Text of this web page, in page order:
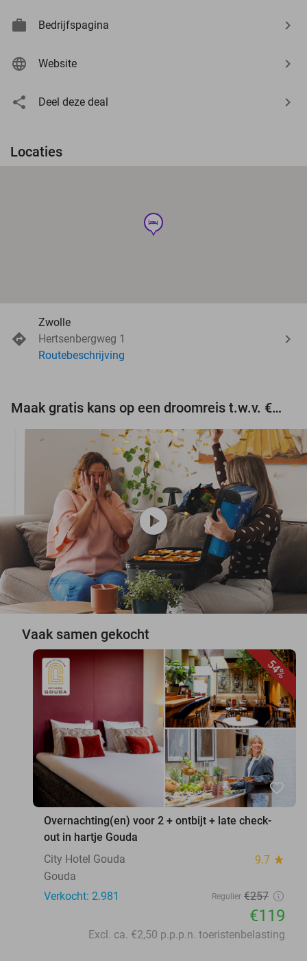
Bedrijfspagina
Website
Deel deze deal
Locaties
hotel
Zwolle
Hertsenbergweg 1
Routebeschrijving
Maak gratis kans op een droomreis t.w.v. €3.000!
play_circle
Vaak samen gekocht
54%
favorite_border
Overnachting(en) voor 2 + ontbijt + late check-
out in hartje Gouda
City Hotel Gouda
9.7 star
Gouda
Verkocht: 2.981
Regulier €257
€119
Excl. ca. €2,50 p.p.p.n. toeristenbelasting